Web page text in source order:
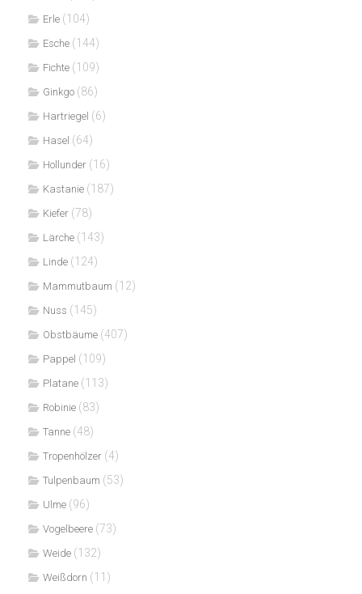
Erle (104)
Esche (144)
Fichte (109)
Ginkgo (86)
Hartriegel (6)
Hasel (64)
Hollunder (16)
Kastanie (187)
Kiefer (78)
Lärche (143)
Linde (124)
Mammutbaum (12)
Nuss (145)
Obstbäume (407)
Pappel (109)
Platane (113)
Robinie (83)
Tanne (48)
Tropenhölzer (4)
Tulpenbaum (53)
Ulme (96)
Vogelbeere (73)
Weide (132)
Weißdorn (11)